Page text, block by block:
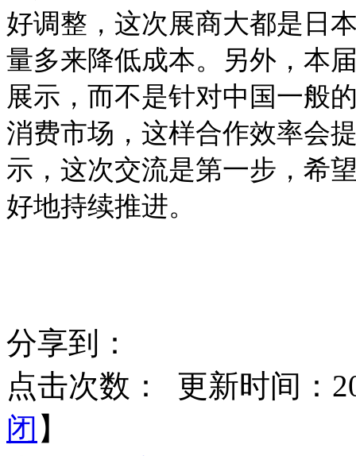
好调整，这次展商大都是日
量多来降低成本。另外，本
展示，而不是针对中国一般
消费市场，这样合作效率会
示，这次交流是第一步，希
好地持续推进。
分享到：
点击次数：
更新时间：
闭 】